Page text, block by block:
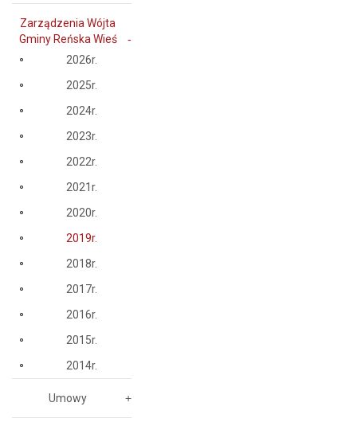
Zarządzenia Wójta
Gminy Reńska Wieś
2026r.
2025r.
2024r.
2023r.
2022r.
2021r.
2020r.
2019r.
2018r.
2017r.
2016r.
2015r.
2014r.
Umowy